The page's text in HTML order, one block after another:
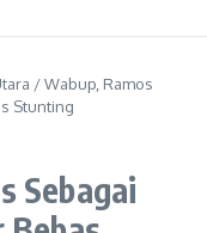
/Wabup, Ramos
Stunting
Sebagai